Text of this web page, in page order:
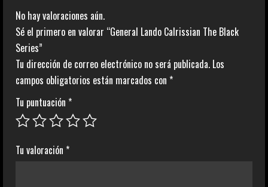
No hay valoraciones aún.
Sé el primero en valorar “General Lando Calrissian The Black
Series”
Tu dirección de correo electrónico no será publicada. Los
campos obligatorios están marcados con *
Tu puntuación *
Tu valoración *